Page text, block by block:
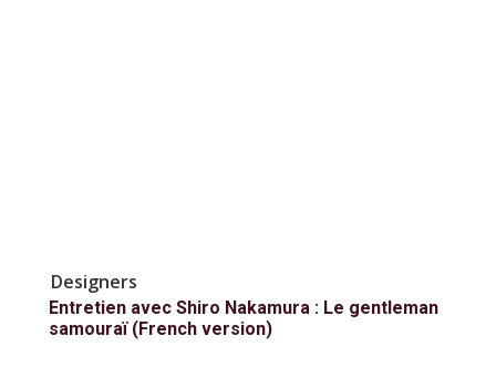
Designers
Entretien avec Shiro Nakamura : Le gentleman
samouraï (French version)